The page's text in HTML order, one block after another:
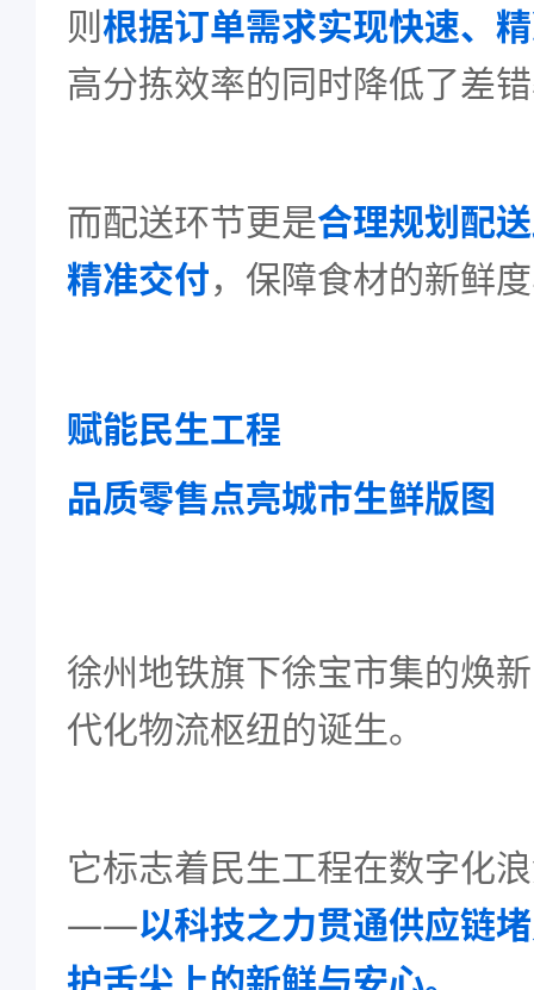
则根据订单需求实现快速、
高分拣效率的同时降低了差
而配送环节更是合理规划配
精准交付，保障食材的新鲜
赋能民生工程
品质零售点亮城市生鲜版图
徐州地铁旗下徐宝市集的焕
代化物流枢纽的诞生。
它标志着民生工程在数字化
——以科技之力贯通供应链